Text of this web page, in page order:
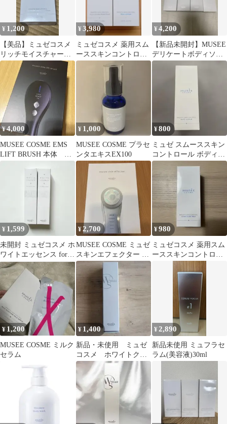
¥ 1,200
【美品】ミュゼコスメ
リッチモイスチャーミ
ルクセラム
¥3,980
ミュゼコスメ 薬用スム
ーススキンコントロー
ル ミルクローション2
¥4,200
【新品未開封】MUSEE
デリケートボディソー
プ 4本セット
¥4,000
MUSEE COSME EMS
LIFT BRUSH 本体 美
¥ 1,000
MUSEE COSME プラセ
ンタエキスEX100
¥800
ミュゼ スムーススキン
コントロール ボディス
クラブ
¥ 1,599
未開封 ミュゼコスメ ホ
ワイトエッセンス for
デリケートスキン 美白
美容液
¥2,700
MUSEE COSME ミュゼ
スキンエフェクター 美
顔器
¥980
ミュゼコスメ 薬用スム
ーススキンコントロー
ル アクネケアミスト
（未開封）
¥ 1,200
MUSEE COSME ミルク
セラム
¥ 1,400
新品・未使用 ミュゼ
コスメ ホワイトクリ
ア ワキセラム
¥ 2,890
新品未使用 ミュフラセ
ラム(美容液)30ml